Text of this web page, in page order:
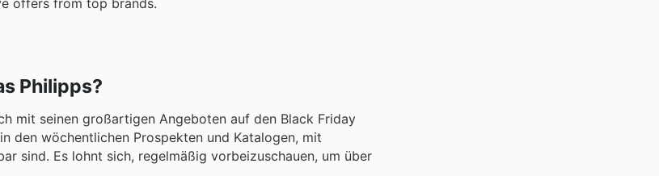
offers from top brands.
Philipps?
mit seinen großartigen Angeboten auf den Black Friday
den wöchentlichen Prospekten und Katalogen, mit
sind. Es lohnt sich, regelmäßig vorbeizuschauen, um über